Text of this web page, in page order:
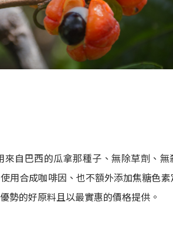
來自巴西的瓜拿那種子、無除草劑、無
用合成咖啡因、也不額外添加焦糖色
勢的好原料且以最實惠的價格提供。